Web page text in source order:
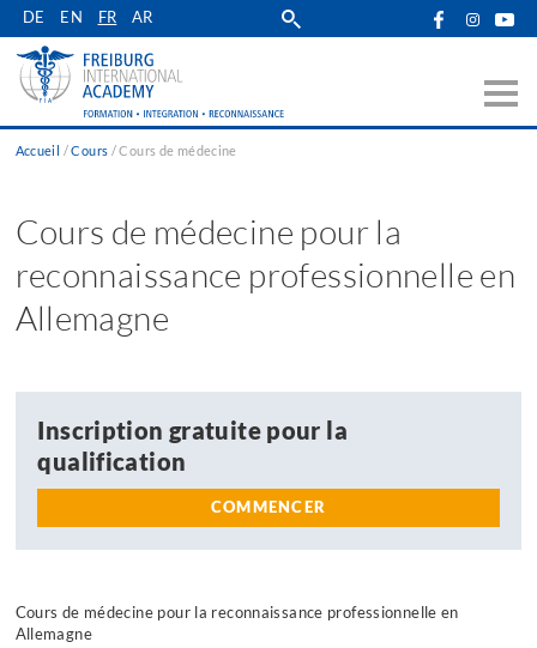
Skip
main
navigation
DE EN FR AR
Accueil Cours Cours de médecine
Cours de médecine pour la
reconnaissance professionnelle en
Allemagne
Inscription gratuite pour la
qualification
COMMENCER
Cours de médecine pour la reconnaissance professionnelle en
Allemagne